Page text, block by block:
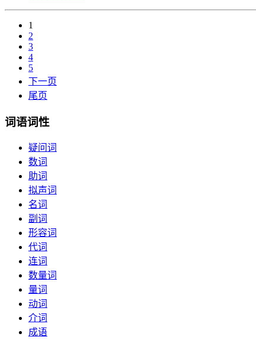
1
2
3
4
5
下一页
尾页
词语词性
疑问词
数词
助词
拟声词
名词
副词
形容词
代词
连词
数量词
量词
动词
介词
成语